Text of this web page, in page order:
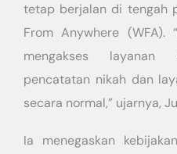
tetap berjalan di tengah
From Anywhere (WFA).
mengakses layanan
pencatatan nikah dan
secara normal,” ujarnya,
Ia menegaskan